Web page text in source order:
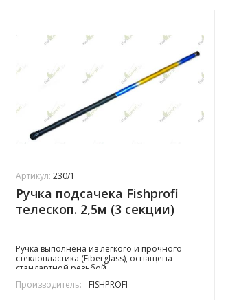
Артикул: 230/1
Ручка подсачека Fishprofi
телескоп. 2,5м (3 секции)
Ручка выполнена из легкого и прочного
стеклопластика (Fiberglass), оснащена
стандартной резьбой.
Производитель:
FISHPROFI